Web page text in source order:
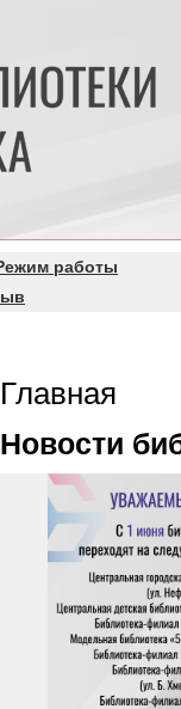
работы
Главная
Новости